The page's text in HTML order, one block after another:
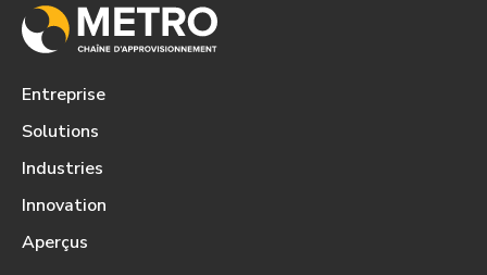
Entreprise
Solutions
Industries
Innovation
Aperçus